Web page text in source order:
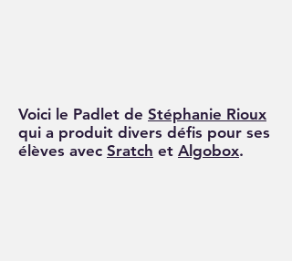
Voici le Padlet de Stéphanie Rioux
qui a produit divers défis pour ses
élèves avec Sratch et Algobox.